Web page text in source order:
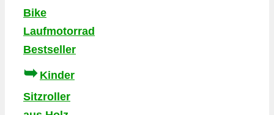
Bike
Laufmotorrad
Bestseller
➥ Kinder
Sitzroller